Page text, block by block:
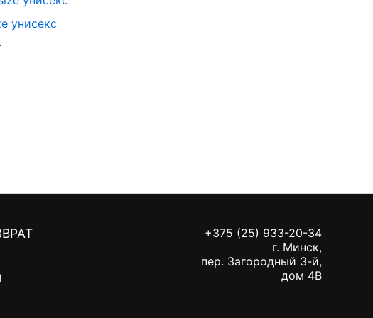
унисекс
+375 (25) 933-20-34
г. Минск,
пер. Загородный 3-й,
дом 4В